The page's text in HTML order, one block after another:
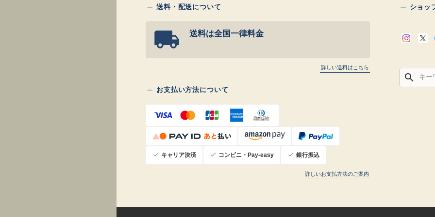
送料・配送について
送料は全国一律料金
詳しい送料はこちら
お支払い方法について
キャリア決済 コンビニ・Pay-easy 銀行振込
詳しいお支払方法のご案内
ショッ
search